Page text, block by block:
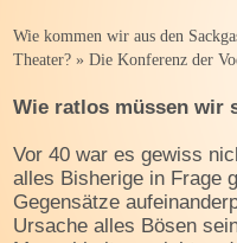
Wie kommen wir aus den
Theater? » Die Konferenz der
Wie ratlos müssen wir
Vor 40 war es gewiss
alles Bisherige in Frage
Gegensätze
Ursache alles Bösen